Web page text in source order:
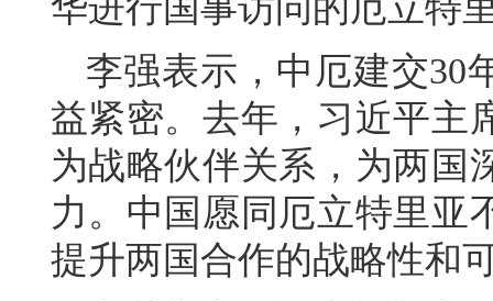
华进行国事访问的厄立特
李强表示，中厄建交30
益紧密。去年，习近平主
为战略伙伴关系，为两国
力。中国愿同厄立特里亚
提升两国合作的战略性和